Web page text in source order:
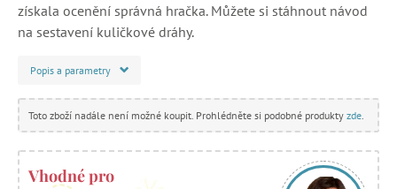
získala ocenění správná hračka. Můžete si stáhnout návod
na sestavení kuličkové dráhy.
Popis a parametry
Toto zboží nadále není možné koupit. Prohlédněte si podobné produkty zde
Vhodné pro